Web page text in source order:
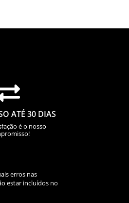
ATÉ 30 DIAS
é o nosso
erros nas
estar incluídos no